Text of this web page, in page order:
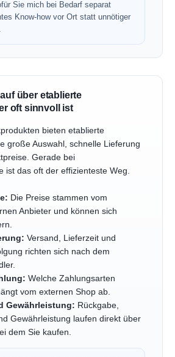
Sie mich bei Bedarf separat
Know-how vor Ort statt unnötiger
über etablierte
oft sinnvoll ist
bieten etablierte
große Auswahl, schnelle Lieferung
Gerade bei
ist das oft der effizienteste Weg.
Die Preise stammen vom
Anbieter und können sich
Versand, Lieferzeit und
richten sich nach dem
Welche Zahlungsarten
vom externen Shop ab.
Gewährleistung: Rückgabe,
Gewährleistung laufen direkt über
dem Sie kaufen.